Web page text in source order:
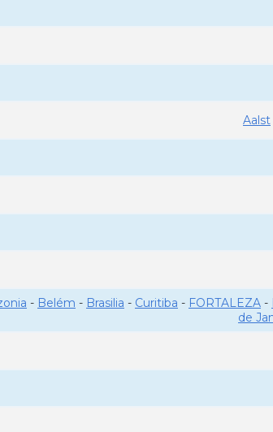
Aalst
- Belém - Brasilia - Curitiba - FORTALEZA -
de